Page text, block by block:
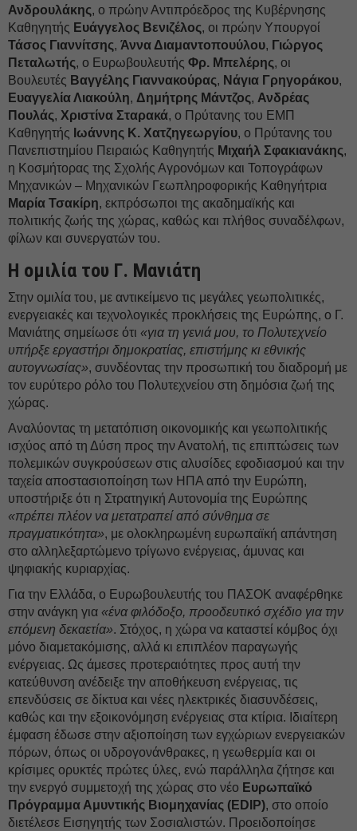
Ανδρουλάκης, ο πρώην Αντιπρόεδρος της Κυβέρνησης
Καθηγητής Ευάγγελος Βενιζέλος, οι πρώην Υπουργοί
Τάσος Γιαννίτσης, Άννα Διαμαντοπουύλου, Γιώργος
Πεταλωτής, ο Ευρωβουλευτής Φρ. Μπελέρης, οι
Βουλευτές Βαγγέλης Γιαννακούρας, Νάγια Γρηγοράκου,
Ευαγγελία Λιακούλη, Δημήτρης Μάντζος, Ανδρέας
Πουλάς, Χριστίνα Σταρακά, ο Πρύτανης του ΕΜΠ
Καθηγητής Ιωάννης Κ. Χατζηγεωργίου, ο Πρύτανης του
Πανεπιστημίου Πειραιώς Καθηγητής Μιχαήλ Σφακιανάκης,
η Κοσμήτορας της Σχολής Αγρονόμων και Τοπογράφων
Μηχανικών – Μηχανικών Γεωπληροφορικής Καθηγήτρια
Μαρία Τσακίρη, εκπρόσωποι της ακαδημαϊκής και
πολιτικής ζωής της χώρας, καθώς και πλήθος συναδέλφων,
φίλων και συνεργατών του.
Η ομιλία του Γ. Μανιάτη
Στην ομιλία του, με αντικείμενο τις μεγάλες γεωπολιτικές,
ενεργειακές και τεχνολογικές προκλήσεις της Ευρώπης, ο Γ.
Μανιάτης σημείωσε ότι «για τη γενιά μου, το Πολυτεχνείο
υπήρξε εργαστήρι δημοκρατίας, επιστήμης κι εθνικής
αυτογνωσίας», συνδέοντας την προσωπική του διαδρομή με
τον ευρύτερο ρόλο του Πολυτεχνείου στη δημόσια ζωή της
χώρας.
Αναλύοντας τη μετατόπιση οικονομικής και γεωπολιτικής
ισχύος από τη Δύση προς την Ανατολή, τις επιπτώσεις των
πολεμικών συγκρούσεων στις αλυσίδες εφοδιασμού και την
ταχεία αποστασιοποίηση των ΗΠΑ από την Ευρώπη,
υποστήριξε ότι η Στρατηγική Αυτονομία της Ευρώπης
«πρέπει πλέον να μετατραπεί από σύνθημα σε
πραγματικότητα», με ολοκληρωμένη ευρωπαϊκή απάντηση
στο αλληλεξαρτώμενο τρίγωνο ενέργειας, άμυνας και
ψηφιακής κυριαρχίας.
Για την Ελλάδα, ο Ευρωβουλευτής του ΠΑΣΟΚ αναφέρθηκε
στην ανάγκη για «ένα φιλόδοξο, προοδευτικό σχέδιο για την
επόμενη δεκαετία». Στόχος, η χώρα να καταστεί κόμβος όχι
μόνο διαμετακόμισης, αλλά κι επιπλέον παραγωγής
ενέργειας. Ως άμεσες προτεραιότητες προς αυτή την
κατεύθυνση ανέδειξε την αποθήκευση ενέργειας, τις
επενδύσεις σε δίκτυα και νέες ηλεκτρικές διασυνδέσεις,
καθώς και την εξοικονόμηση ενέργειας στα κτίρια. Ιδιαίτερη
έμφαση έδωσε στην αξιοποίηση των εγχώριων ενεργειακών
πόρων, όπως οι υδρογονάνθρακες, η γεωθερμία και οι
κρίσιμες ορυκτές πρώτες ύλες, ενώ παράλληλα ζήτησε και
την ενεργό συμμετοχή της χώρας στο νέο Ευρωπαϊκό
Πρόγραμμα Αμυντικής Βιομηχανίας (EDIP), στο οποίο
διετέλεσε Εισηγητής των Σοσιαλιστών. Προειδοποίησε